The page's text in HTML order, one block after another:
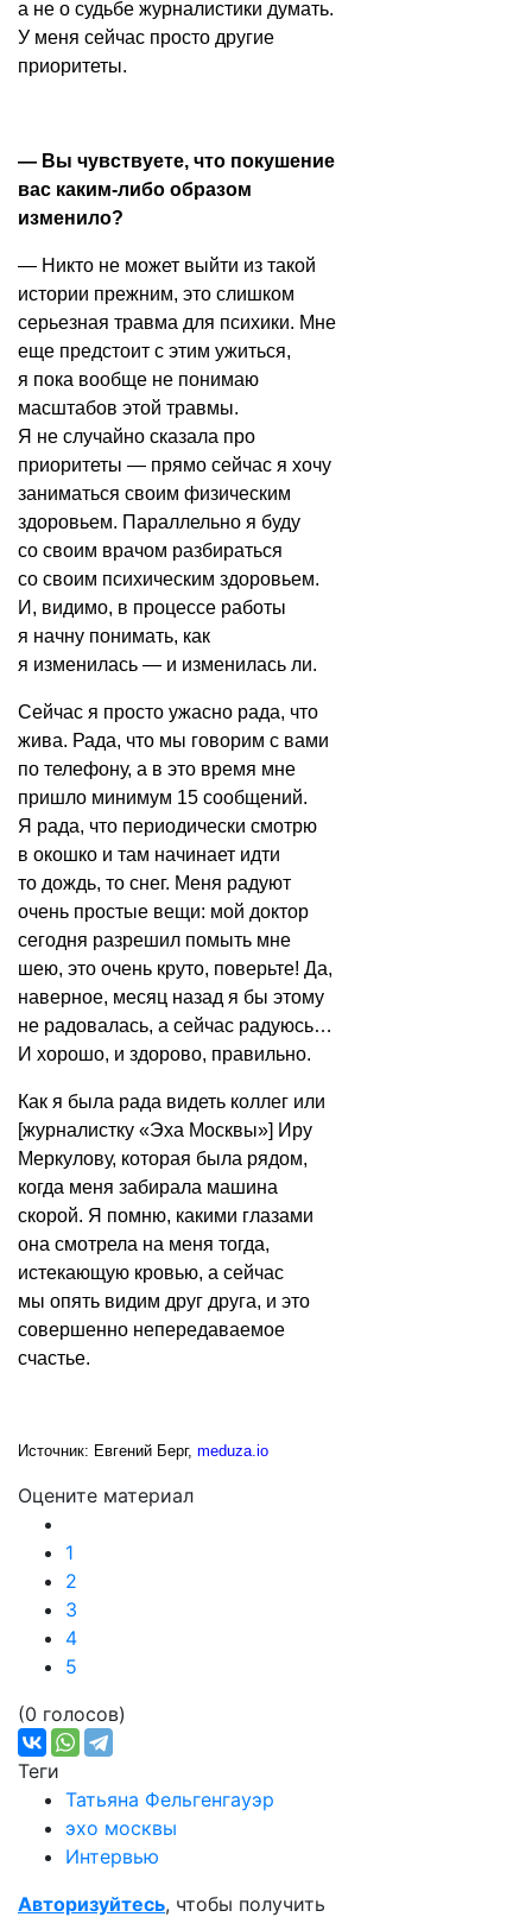
а не о судьбе журналистики думать.
У меня сейчас просто другие
приоритеты.
— Вы чувствуете, что покушение
вас каким-либо образом
изменило?
— Никто не может выйти из такой
истории прежним, это слишком
серьезная травма для психики. Мне
еще предстоит с этим ужиться,
я пока вообще не понимаю
масштабов этой травмы.
Я не случайно сказала про
приоритеты — прямо сейчас я хочу
заниматься своим физическим
здоровьем. Параллельно я буду
со своим врачом разбираться
со своим психическим здоровьем.
И, видимо, в процессе работы
я начну понимать, как
я изменилась — и изменилась ли.
Сейчас я просто ужасно рада, что
жива. Рада, что мы говорим с вами
по телефону, а в это время мне
пришло минимум 15 сообщений.
Я рада, что периодически смотрю
в окошко и там начинает идти
то дождь, то снег. Меня радуют
очень простые вещи: мой доктор
сегодня разрешил помыть мне
шею, это очень круто, поверьте! Да,
наверное, месяц назад я бы этому
не радовалась, а сейчас радуюсь…
И хорошо, и здорово, правильно.
Как я была рада видеть коллег или
[журналистку «Эха Москвы»] Иру
Меркулову, которая была рядом,
когда меня забирала машина
скорой. Я помню, какими глазами
она смотрела на меня тогда,
истекающую кровью, а сейчас
мы опять видим друг друга, и это
совершенно непередаваемое
счастье.
Источник: Евгений Берг, meduza.io
Оцените материал
1
2
3
4
5
(0 голосов)
Теги
Татьяна Фельгенгауэр
эхо москвы
Интервью
Авторизуйтесь, чтобы получить